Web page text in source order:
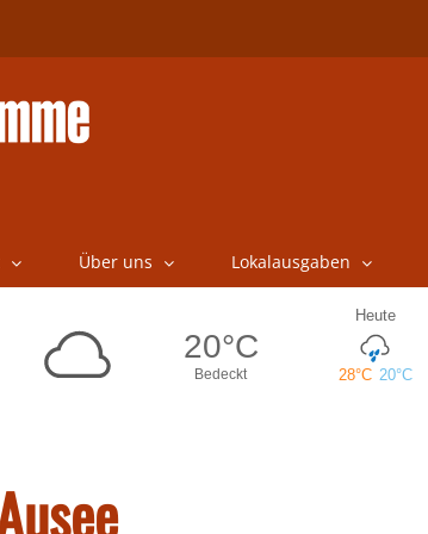
Über uns Lokalausgaben